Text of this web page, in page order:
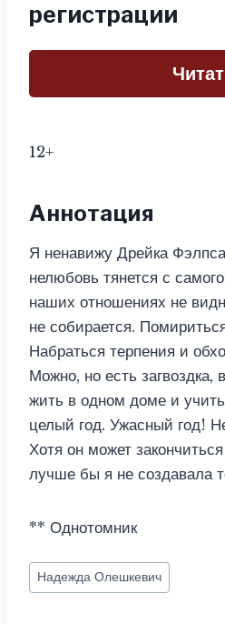
регистрации
12+
Аннотация
Я ненавижу Дрейка
нелюбовь тянется с
наших отношениях не
не собирается.
Набраться терпения и
Можно, но есть загвоздка,
жить в одном доме и
целый год. Ужасный год!
Хотя он может
лучше бы я не создавала
** Однотомник
Метки
записи:
Надежда Олешкевич